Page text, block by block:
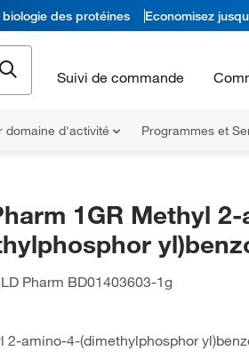
des protéines Economisez
Suivi de commande
domaine d'activité Programmes et
1GR Methyl
Pharm BD01403603-1g
2-amino-4-(dimethylphosphor